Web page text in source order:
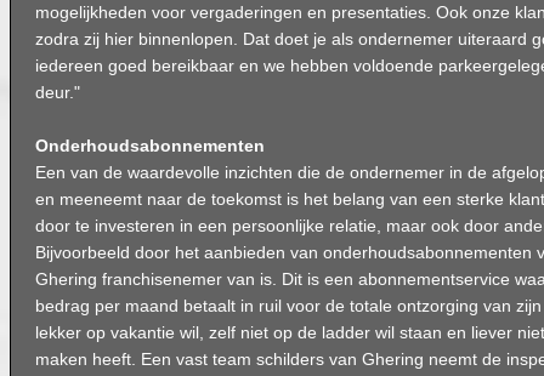
mogelijkheden voor vergaderingen en presentaties. Ook onze
zodra zij hier binnenlopen. Dat doet je als ondernemer uiteraard
iedereen goed bereikbaar en we hebben voldoende
deur."
Onderhoudsabonnementen
Een van de waardevolle inzichten die de ondernemer in de
en meeneemt naar de toekomst is het belang van een sterke
door te investeren in een persoonlijke relatie, maar ook door
Bijvoorbeeld door het aanbieden van onderhoudsabonnementen
Ghering franchisenemer van is. Dit is een abonnementservice
bedrag per maand betaalt in ruil voor de totale ontzorging van
lekker op vakantie wil, zelf niet op de ladder wil staan en liever
maken heeft. Een vast team schilders van Ghering neemt de